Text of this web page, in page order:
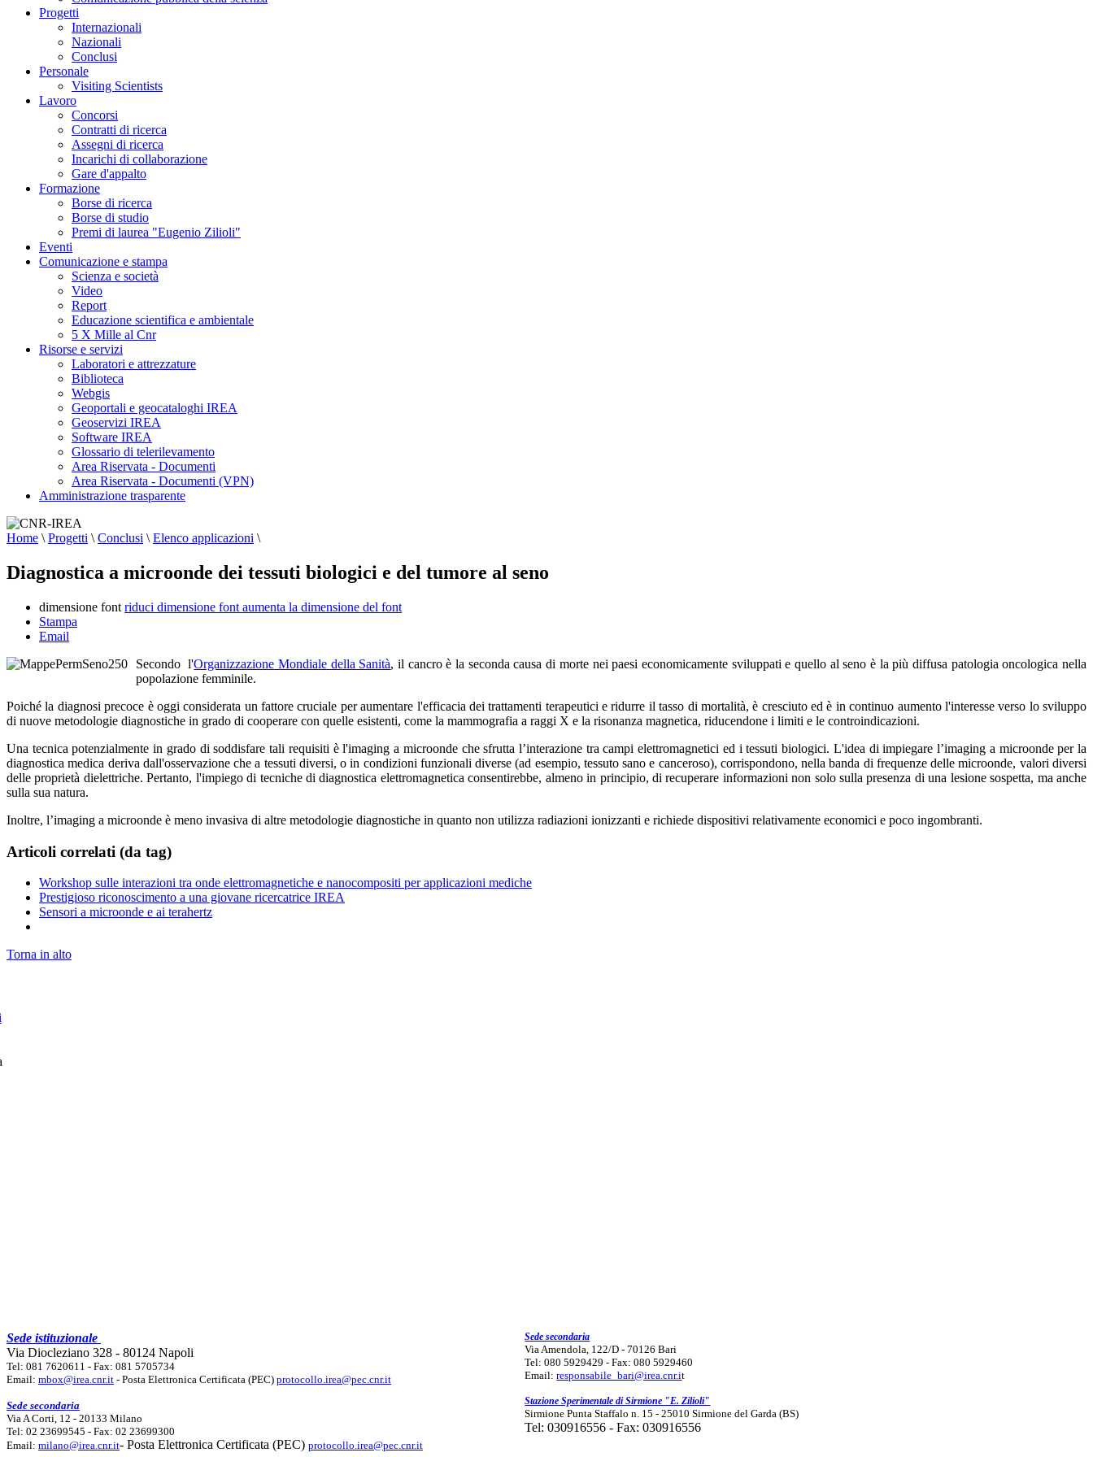
Progetti
Internazionali
Nazionali
Conclusi
Personale
Visiting Scientists
Lavoro
Concorsi
Contratti di ricerca
Assegni di ricerca
Incarichi di collaborazione
Gare d'appalto
Formazione
Borse di ricerca
Borse di studio
Premi di laurea "Eugenio Zilioli"
Eventi
Comunicazione e stampa
Scienza e società
Video
Report
Educazione scientifica e ambientale
5 X Mille al Cnr
Risorse e servizi
Laboratori e attrezzature
Biblioteca
Webgis
Geoportali e geocataloghi IREA
Geoservizi IREA
Software IREA
Glossario di telerilevamento
Area Riservata - Documenti
Area Riservata - Documenti (VPN)
Amministrazione trasparente
Home \ Progetti \ Conclusi \ Elenco applicazioni \
Diagnostica a microonde dei tessuti biologici e del tumore al seno
dimensione font riduci dimensione font aumenta la dimensione del font
Stampa
Email
Secondo l'Organizzazione Mondiale della Sanità, il cancro è la seconda causa di morte nei paesi economicamente sviluppati e quello al seno è la più diffusa patologia oncologica nella
popolazione femminile.
Poiché la diagnosi precoce è oggi considerata un fattore cruciale per aumentare l'efficacia dei trattamenti terapeutici e ridurre il tasso di mortalità, è cresciuto ed è in continuo aumento l'interesse verso lo sviluppo
di nuove metodologie diagnostiche in grado di cooperare con quelle esistenti, come la mammografia a raggi X e la risonanza magnetica, riducendone i limiti e le controindicazioni.
Una tecnica potenzialmente in grado di soddisfare tali requisiti è l'imaging a microonde che sfrutta l’interazione tra campi elettromagnetici ed i tessuti biologici. L'idea di impiegare l’imaging a microonde per la
diagnostica medica deriva dall'osservazione che a tessuti diversi, o in condizioni funzionali diverse (ad esempio, tessuto sano e canceroso), corrispondono, nella banda di frequenze delle microonde, valori diversi
delle proprietà dielettriche. Pertanto, l'impiego di tecniche di diagnostica elettromagnetica consentirebbe, almeno in principio, di recuperare informazioni non solo sulla presenza di una lesione sospetta, ma anche
sulla sua natura.
Inoltre, l’imaging a microonde è meno invasiva di altre metodologie diagnostiche in quanto non utilizza radiazioni ionizzanti e richiede dispositivi relativamente economici e poco ingombranti.
Articoli correlati (da tag)
Workshop sulle interazioni tra onde elettromagnetiche e nanocompositi per applicazioni mediche
Prestigioso riconoscimento a una giovane ricercatrice IREA
Sensori a microonde e ai terahertz
Torna in alto
Sede istituzionale
Via Diocleziano 328 - 80124 Napoli
Tel: 081 7620611 - Fax: 081 5705734
Email: mbox@irea.cnr.it - Posta Elettronica Certificata (PEC) protocollo.irea@pec.cnr.it
Sede secondaria
Via A Corti, 12 - 20133 Milano
Tel: 02 23699545 - Fax: 02 23699300
Email: milano@irea.cnr.it- Posta Elettronica Certificata (PEC) protocollo.irea@pec.cnr.it
Sede secondaria
Via Amendola, 122/D - 70126 Bari
Tel: 080 5929429 - Fax: 080 5929460
Email:responsabile_bari@irea.cnr.it
Stazione Sperimentale di Sirmione "E. Zilioli"
Sirmione Punta Staffalo n. 15 - 25010 Sirmione del Garda (BS)
Tel: 030916556 - Fax: 030916556